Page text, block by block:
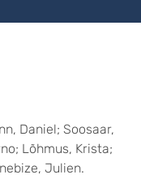
Daniel; Soosaar,
Lõhmus, Krista;
Julien.